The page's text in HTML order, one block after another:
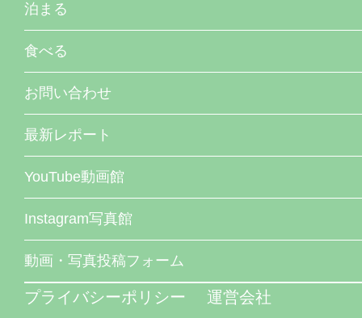
泊まる
食べる
お問い合わせ
最新レポート
YouTube動画館
Instagram写真館
動画・写真投稿フォーム
プライバシーポリシー 運営会社